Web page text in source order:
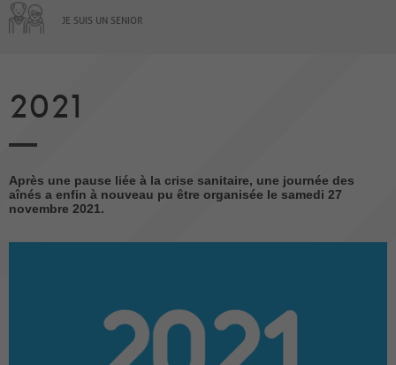
JE SUIS UN SENIOR
2021
Après une pause liée à la crise sanitaire, une journée des
aînés a enfin à nouveau pu être organisée le samedi 27
novembre 2021.